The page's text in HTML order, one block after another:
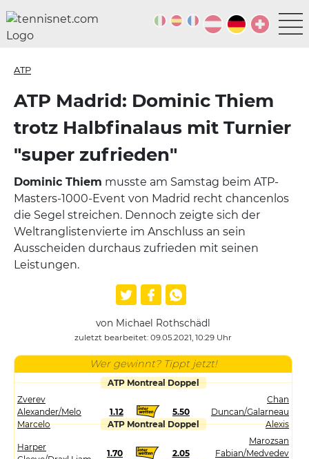
ATP
ATP Madrid: Dominic Thiem
trotz Halbfinalaus mit Turnier
"super zufrieden"
Dominic Thiem musste am Samstag beim ATP-
Masters-1000-Event von Madrid recht chancenlos
die Segel streichen. Dennoch zeigte sich der
Weltranglistenvierte im Anschluss an sein
Ausscheiden durchaus zufrieden mit seinen
Leistungen.
von Michael Rothschädl
zuletzt bearbeitet: 09.05.2021, 10:29 Uhr
Wer gewinnt? Tippt jetzt!
ATP Montreal Doppel
Zverev
Alexander/Melo
Marcelo
1.12 5.50
Chan
Duncan/Galarneau
Alexis
ATP Montreal Doppel
Harper
1.70 2.05
Marozsan
Fabian/Medvedev